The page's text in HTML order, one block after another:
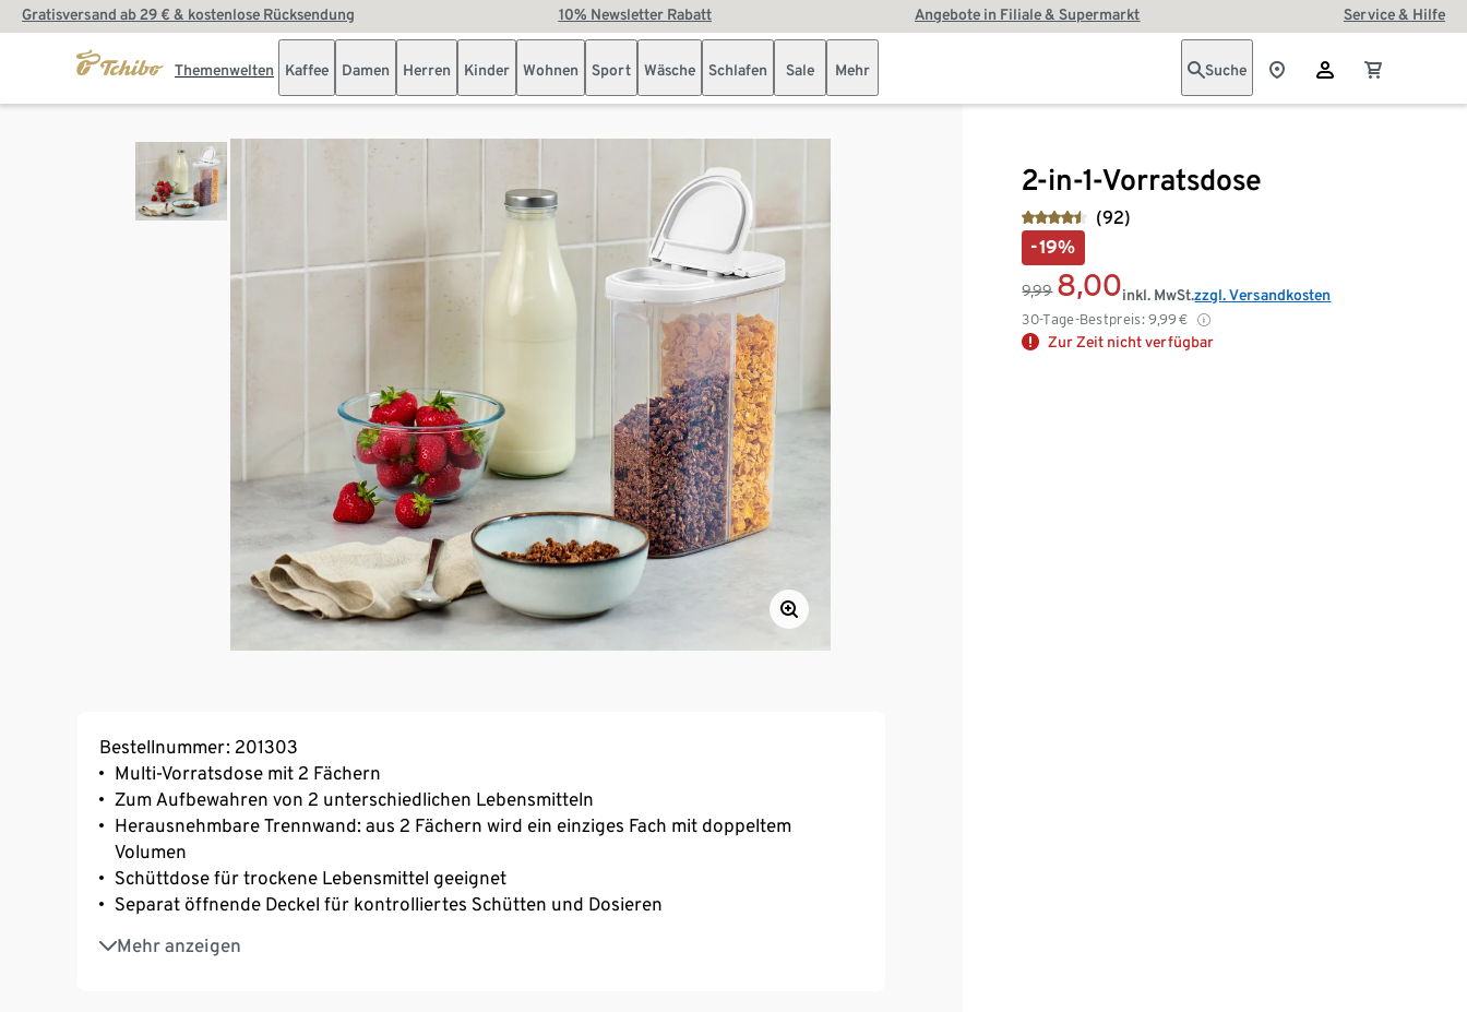
Gratisversand ab 29 € & kostenlose Rücksendung 10% Newsletter Rabatt Angebote in Filiale & Supermarkt Service & Hilfe
Themenwelten Kaffee Damen Herren Kinder Wohnen Sport Wäsche Schlafen Sale Mehr Suche
2-in-1-Vorratsdose
(92)
-19%
9,99 8,00
30-Tage-Bestpreis: 9,99€
inkl. MwSt.zzgl. Versandkosten
Zur Zeit nicht verfügbar
Bestellnummer: 201303
Multi-Vorratsdose mit 2 Fächern
Zum Aufbewahren von 2 unterschiedlichen Lebensmitteln
Herausnehmbare Trennwand: aus 2 Fächern wird ein einziges Fach mit doppeltem
Volumen
Schüttdose für trockene Lebensmittel geeignet
Separat öffnende Deckel für kontrolliertes Schütten und Dosieren
Mehr anzeigen
Luftdicht verschließbarer Deckel
Transparent ‒ Inhalt jederzeit einsehbar